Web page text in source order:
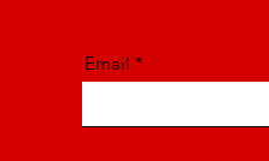
Email